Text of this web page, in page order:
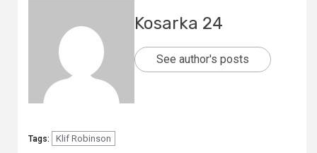
Kosarka 24
See author's posts
Tags: Klif Robinson